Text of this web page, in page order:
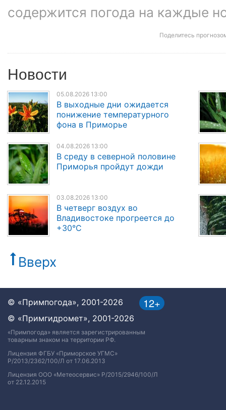
содержится погода на каждые
Поделитесь
Новости
05.08.2026 13:00
В выходные дни ожидается
понижение температурного
фона в Приморье
04.08.2026 13:00
В среду в северной половине
Приморья пройдут дожди
03.08.2026 13:00
В четверг воздух во
Владивостоке прогреется до
+30°C
Вверх
12+
© «Примпогода», 2001-2026
© «Примгидромет», 2001-2026
«Примпогода» является зарегистрированным
товарным знаком на территории РФ.
Лицензия ФГБУ «Приморское УГМС»
Р/2013/2362/100/Л от 17.06.2013
Лицензия ООО «Метеосервис» Р/2015/2946/100/Л
от 22.12.2015